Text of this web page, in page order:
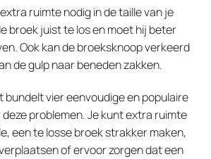
ruimte nodig in de taille van je
broek juist te los en moet hij beter
Ook kan de broeksknoop verkeerd
de gulp naar beneden zakken.
bundelt vier eenvoudige en populaire
problemen. Je kunt extra ruimte
een te losse broek strakker maken,
of ervoor zorgen dat een